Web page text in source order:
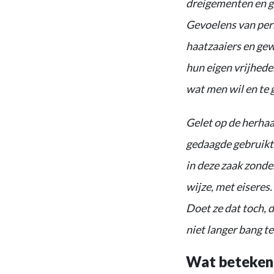
dreigementen en
Gevoelens van
haatzaaiers en
hun eigen
wat men wil en te
Gelet op de
gedaagde
in deze zaak
wijze, met
Doet ze dat toch,
niet langer bang
Wat